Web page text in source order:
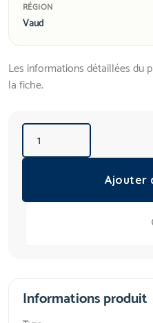
RÉGION
Vaud
Les informations détaillées du
la fiche.
Ajouter
Informations produit